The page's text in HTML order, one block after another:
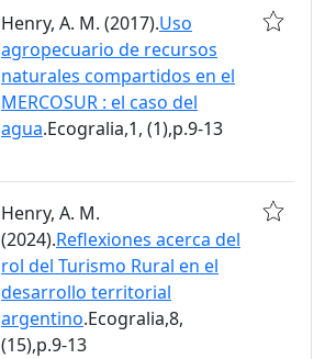
Henry, A. M. (2017).Uso
agropecuario de recursos
naturales compartidos en el
MERCOSUR : el caso del
agua.Ecogralia,1, (1),p.9-13
Henry, A. M.
(2024).Reflexiones acerca del
rol del Turismo Rural en el
desarrollo territorial
argentino.Ecogralia,8,
(15),p.9-13